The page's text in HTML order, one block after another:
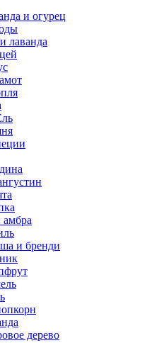
и огурец
лаванда
и бренди
дерево